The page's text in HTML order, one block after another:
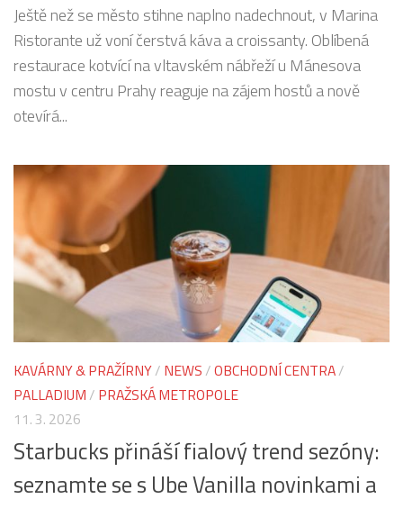
Ještě než se město stihne naplno nadechnout, v Marina
Ristorante už voní čerstvá káva a croissanty. Oblíbená
restaurace kotvící na vltavském nábřeží u Mánesova
mostu v centru Prahy reaguje na zájem hostů a nově
otevírá...
KAVÁRNY & PRAŽÍRNY/ NEWS /OBCHODNÍ CENTRA/
PALLADIUM / PRAŽSKÁ METROPOLE
11. 3. 2026
Starbucks přináší fialový trend sezóny:
seznamte se s Ube Vanilla novinkami a